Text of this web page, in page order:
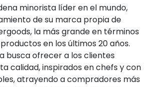
minorista líder en el mundo,
de su marca propia de
la más grande en términos
en los últimos 20 años.
busca ofrecer a los clientes
calidad, inspirados en chefs y con
atrayendo a compradores más